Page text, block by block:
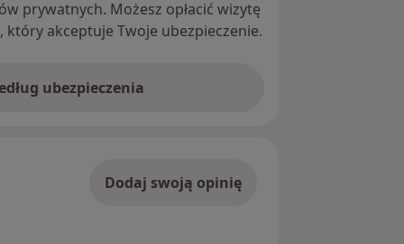
prywatnych. Możesz opłacić wizytę
akceptuje Twoje ubezpieczenie.
ubezpieczenia
Dodaj swoją opinię